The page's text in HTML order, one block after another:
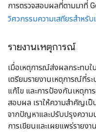
การตรวจสอบผลที่ตามมาที่
วิศวกรรมความเสถียรสำหรับ
รายงานเหตุการณ์
เมื่อเหตุการณ์ส่งผลกระทบใ
เตรียมรายงานเหตุการณ์ที่ร
แก้ไข และการป้องกันเหตุก
สอบผล เราให้ความสำคัญเ
จากปัญหาและปรับปรุงความ
การเขียนและเผยแพร่รายง